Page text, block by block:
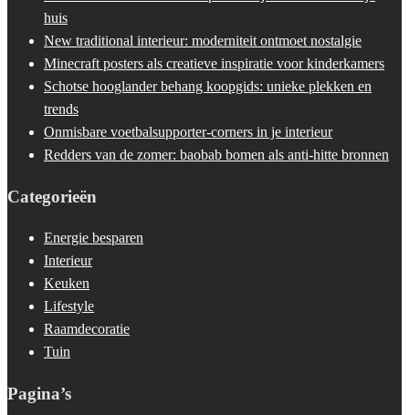
huis
New traditional interieur: moderniteit ontmoet nostalgie
Minecraft posters als creatieve inspiratie voor kinderkamers
Schotse hooglander behang koopgids: unieke plekken en
trends
Onmisbare voetbalsupporter-corners in je interieur
Redders van de zomer: baobab bomen als anti-hitte bronnen
Categorieën
Energie besparen
Interieur
Keuken
Lifestyle
Raamdecoratie
Tuin
Pagina’s